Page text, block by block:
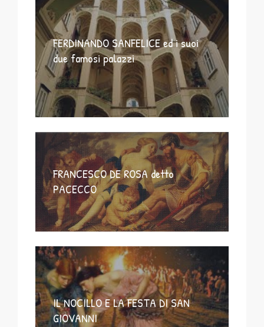
FERDINANDO SANFELICE ed i suoi
due famosi palazzi
FRANCESCO DE ROSA detto
PACECCO
IL NOCILLO E LA FESTA DI SAN
GIOVANNI